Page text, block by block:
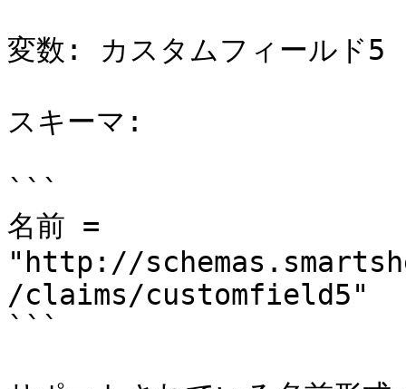
変数: カスタムフィールド5
スキーマ:
```
名前 =
"http://
/claims/customfield5"
```